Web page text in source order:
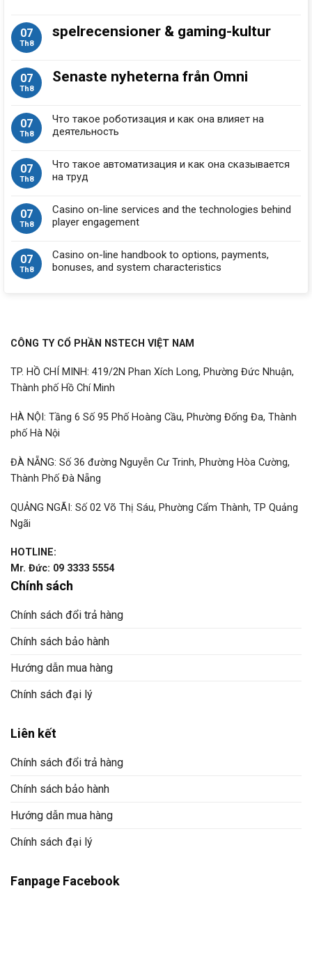
07
Th8
spelrecensioner & gaming-kultur
07
Th8
Senaste nyheterna från Omni
07
Th8
Что такое роботизация и как она влияет на
деятельность
07
Th8
Что такое автоматизация и как она сказывается
на труд
07
Th8
Casino on-line services and the technologies behind
player engagement
07
Th8
Casino on-line handbook to options, payments,
bonuses, and system characteristics
CÔNG TY CỔ PHẦN NSTECH VIỆT NAM
TP. HỒ CHÍ MINH: 419/2N Phan Xích Long, Phường Đức Nhuận,
Thành phố Hồ Chí Minh
HÀ NỘI: Tầng 6 Số 95 Phố Hoàng Cầu, Phường Đống Đa, Thành
phố Hà Nội
ĐÀ NẴNG: Số 36 đường Nguyễn Cư Trinh, Phường Hòa Cường,
Thành Phố Đà Nẵng
QUẢNG NGÃI: Số 02 Võ Thị Sáu, Phường Cẩm Thành, TP Quảng
Ngãi
HOTLINE:
Mr. Đức: 09 3333 5554
Chính sách
Chính sách đổi trả hàng
Chính sách bảo hành
Hướng dẫn mua hàng
Chính sách đại lý
Liên kết
Chính sách đổi trả hàng
Chính sách bảo hành
Hướng dẫn mua hàng
Chính sách đại lý
Fanpage Facebook